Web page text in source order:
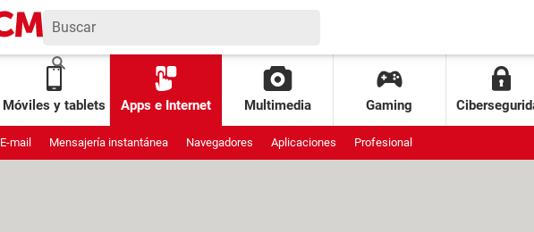
Móviles y tablets Apps e Internet Multimedia Gaming
E-mail Mensajería instantánea Navegadores Aplicaciones Profesional